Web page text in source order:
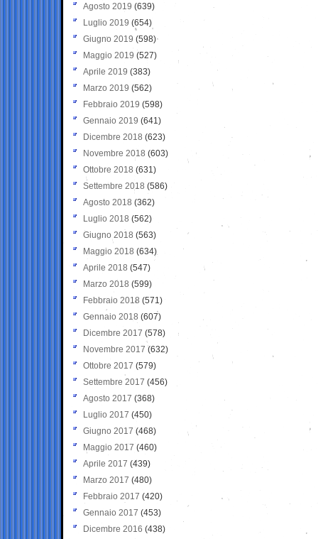
Agosto 2019 (639)
Luglio 2019 (654)
Giugno 2019 (598)
Maggio 2019 (527)
Aprile 2019 (383)
Marzo 2019 (562)
Febbraio 2019 (598)
Gennaio 2019 (641)
Dicembre 2018 (623)
Novembre 2018 (603)
Ottobre 2018 (631)
Settembre 2018 (586)
Agosto 2018 (362)
Luglio 2018 (562)
Giugno 2018 (563)
Maggio 2018 (634)
Aprile 2018 (547)
Marzo 2018 (599)
Febbraio 2018 (571)
Gennaio 2018 (607)
Dicembre 2017 (578)
Novembre 2017 (632)
Ottobre 2017 (579)
Settembre 2017 (456)
Agosto 2017 (368)
Luglio 2017 (450)
Giugno 2017 (468)
Maggio 2017 (460)
Aprile 2017 (439)
Marzo 2017 (480)
Febbraio 2017 (420)
Gennaio 2017 (453)
Dicembre 2016 (438)